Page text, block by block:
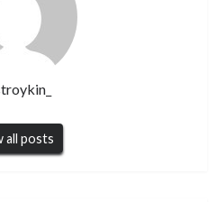
all posts